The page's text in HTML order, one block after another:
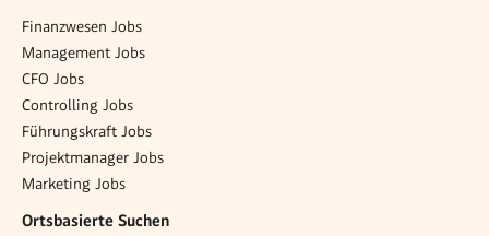
Finanzwesen Jobs
Management Jobs
CFO Jobs
Controlling Jobs
Führungskraft Jobs
Projektmanager Jobs
Marketing Jobs
Ortsbasierte Suchen